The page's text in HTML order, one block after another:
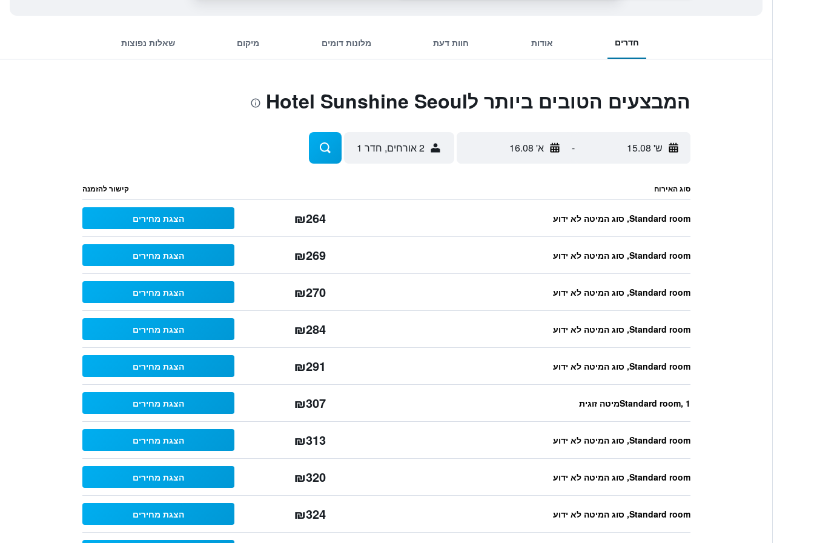
חדרים אודות חוות דעת מלונות דומים מיקום שאלות נפוצות
המבצעים הטובים ביותר לHotel Sunshine Seoul
ש' 15.08 - א' 16.08 2 אורחים, חדר 1
סוג האירוח קישור להזמנה
Standard room, סוג המיטה לא ידוע ₪264 הצגת מחירים
Standard room, סוג המיטה לא ידוע ₪269 הצגת מחירים
Standard room, סוג המיטה לא ידוע ₪270 הצגת מחירים
Standard room, סוג המיטה לא ידוע ₪284 הצגת מחירים
Standard room, סוג המיטה לא ידוע ₪291 הצגת מחירים
Standard room, 1מיטה זוגית ₪307 הצגת מחירים
Standard room, סוג המיטה לא ידוע ₪313 הצגת מחירים
Standard room, סוג המיטה לא ידוע ₪320 הצגת מחירים
Standard room, סוג המיטה לא ידוע ₪324 הצגת מחירים